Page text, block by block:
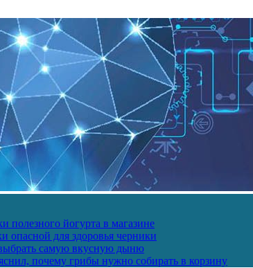
полезного йогурта в магазине
опасной для здоровья черники
самую вкусную дыню
почему грибы нужно собирать в корзину